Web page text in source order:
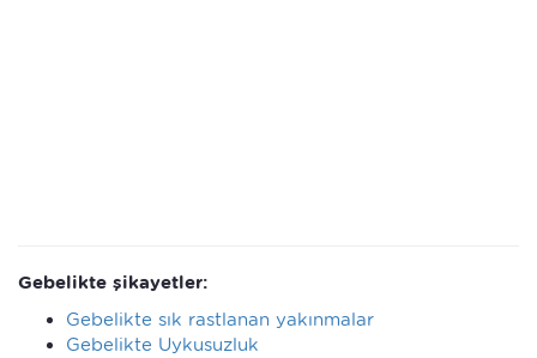
Gebelikte şikayetler:
Gebelikte sık rastlanan yakınmalar
Gebelikte Uykusuzluk